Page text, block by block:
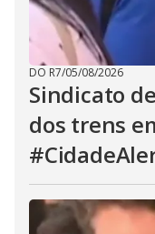
DO R7/05/08/2026
Sindicato
dos trens